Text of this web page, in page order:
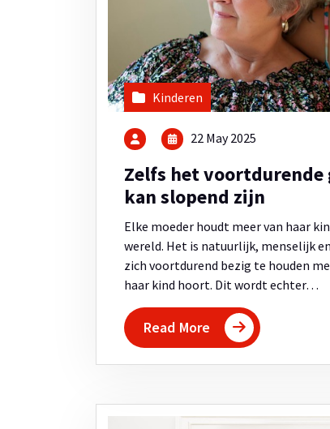
Kinderen
22 May 2025
Zelfs het voortdurende
kan slopend zijn
Elke moeder houdt meer van haar
wereld. Het is natuurlijk, menselijk
zich voortdurend bezig te houden
haar kind hoort. Dit wordt echter…
Read More